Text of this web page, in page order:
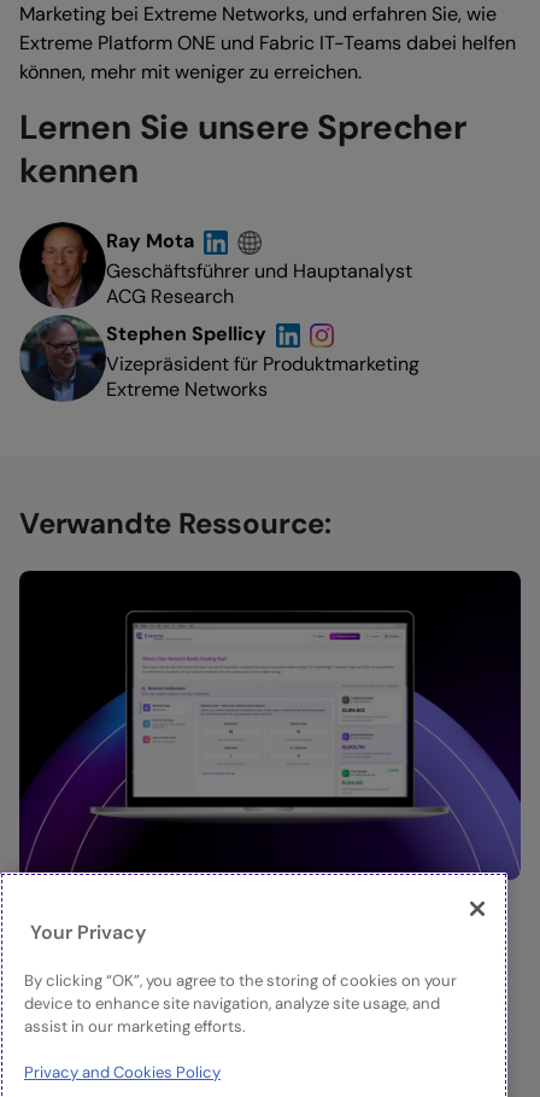
Marketing bei Extreme Networks, und erfahren Sie, wie
Extreme Platform ONE und Fabric IT-Teams dabei helfen
können, mehr mit weniger zu erreichen.
Lernen Sie unsere Sprecher
kennen
Ray Mota
Geschäftsführer und Hauptanalyst
ACG Research
Stephen Spellicy
Vizepräsident für Produktmarketing
Extreme Networks
Verwandte Ressource:
Ownership (TCO)-Rechner, um zu sehen, wie Extreme
Networks im Vergleich zu traditionellen Anbietern
Your Privacy
By clicking “OK”, you agree to the storing of cookies on your
device to enhance site navigation, analyze site usage, and
assist in our marketing efforts.
Privacy and Cookies Policy